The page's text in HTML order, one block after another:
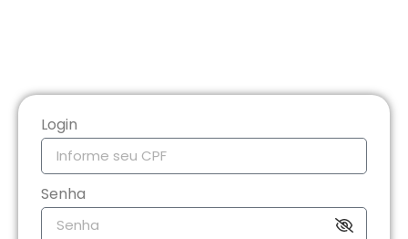
Login
Senha